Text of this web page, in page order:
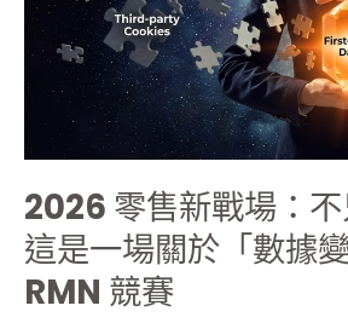
AI
2026 零售新戰場：不
這是一場關於「數據
RMN 競賽
戰
OMO，
一
場
關
於